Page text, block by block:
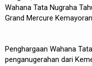
Wahana Tata Nugraha
Grand Mercure
Penghargaan Wahana
penganugerahan dari